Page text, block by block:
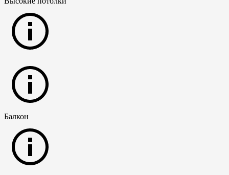
Балкон